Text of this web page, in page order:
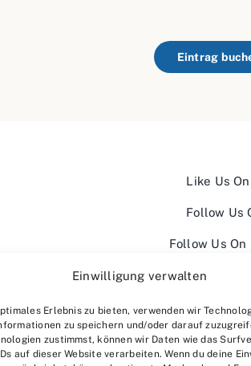
Einwilligung verwalten
Erlebnis zu bieten, verwenden wir
zu speichern und/oder darauf
zustimmst, können wir Daten wie das
auf dieser Website verarbeiten. Wenn du deine
Eintrag
Like Us
Follow Us
Follow Us On
Follow Us
Follow us
Follow us